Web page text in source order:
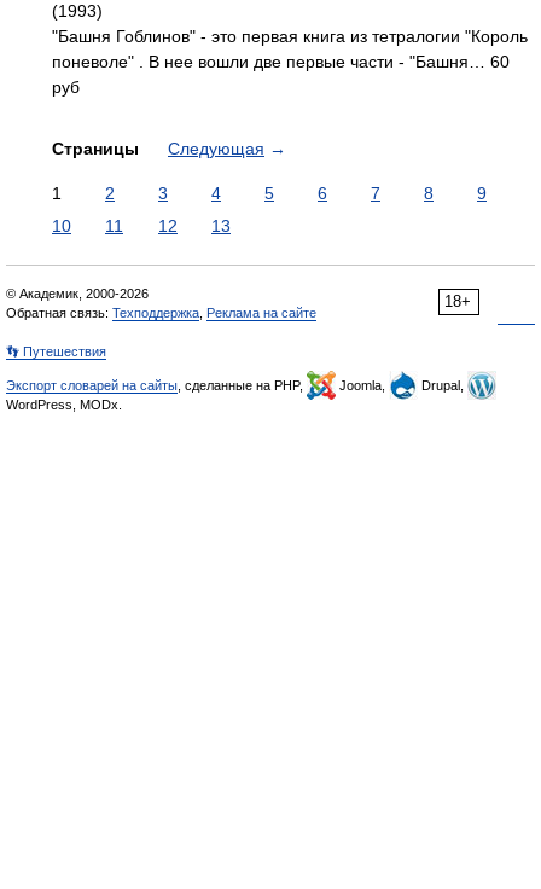
(1993)
"Башня Гоблинов" - это первая книга из тетралогии "Король
поневоле" . В нее вошли две первые части - "Башня… 60
руб
Страницы Следующая →
1 2 3 4 5 6 7 8
9
10
11 12 13
18+
© Академик, 2000-2026
Обратная связь: Техподдержка Реклама на сайте
👣 Путешествия
Экспорт словарей на сайты , сделанные на PHP, Joomla,
Drupal,
WordPress, MODx.